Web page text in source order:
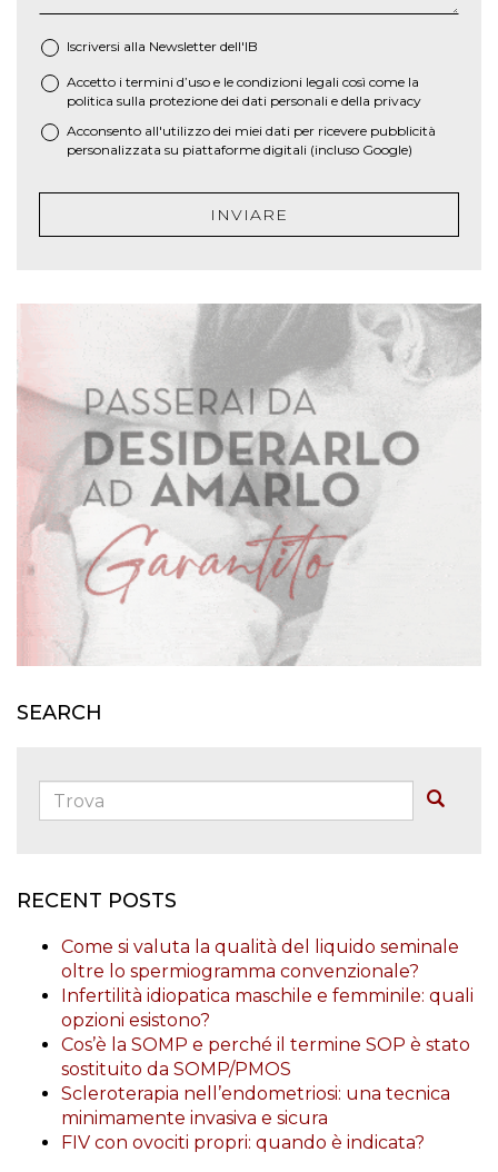
Iscriversi alla Newsletter dell'IB
* Accetto i termini d’uso e le condizioni legali così come la
politica sulla protezione dei dati personali e della privacy
Acconsento all'utilizzo dei miei dati per ricevere pubblicità
personalizzata su piattaforme digitali (incluso Google)
INVIARE
SEARCH
Trova:
RECENT POSTS
Come si valuta la qualità del liquido seminale
oltre lo spermiogramma convenzionale?
Infertilità idiopatica maschile e femminile: quali
opzioni esistono?
Cos’è la SOMP e perché il termine SOP è stato
sostituito da SOMP/PMOS
Scleroterapia nell’endometriosi: una tecnica
minimamente invasiva e sicura
FIV con ovociti propri: quando è indicata?